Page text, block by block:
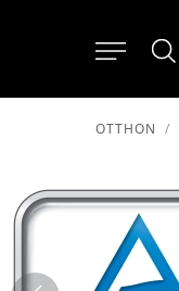
OTTHON